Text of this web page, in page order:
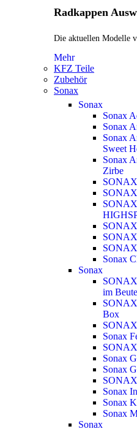
Radkappen
Die aktuellen Modelle
Mehr
KFZ Teile
Zubehör
Sonax
Sonax
Sonax
Sonax
Sonax
Sweet
Sonax
Zirbe
SONAX
Sonax
Sonax
im
Box
Sonax
SONAX
Sonax
Sonax
SONAX
Sonax
Sonax
Sonax
Sonax